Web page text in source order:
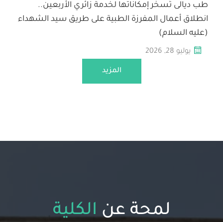
تُسخّر إمكاناتها لخدمة زائري الأربعين..
المفرزة الطبية على طريق سيد الشهداء
2026
لمحة عن الكلية